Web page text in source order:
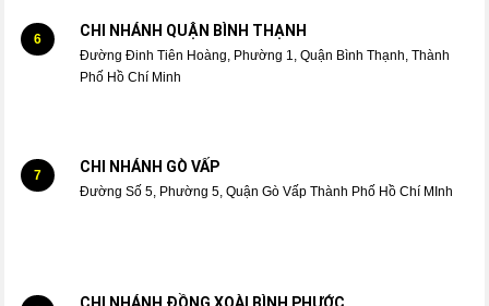
6 CHI NHÁNH QUẬN BÌNH THẠNH
Đường Đinh Tiên Hoàng, Phường 1, Quận Bình Thạnh, Thành
Phố Hồ Chí Minh
7 CHI NHÁNH GÒ VẤP
Đường Số 5, Phường 5, Quận Gò Vấp Thành Phố Hồ Chí MInh